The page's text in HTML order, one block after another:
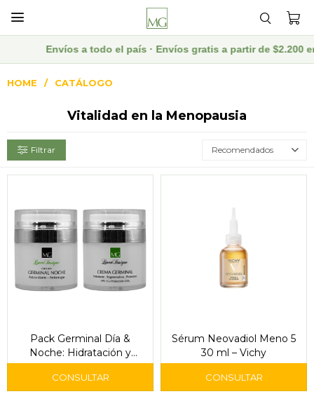

Envíos a todo el país · Envíos gratis a partir de $2.200 en
HOME CATÁLOGO
Vitalidad en la Menopausia
Recomendados
Pack Germinal Día &
Noche: Hidratación y
Renovación de la Piel
Sérum Neovadiol Meno 5
30 ml – Vichy